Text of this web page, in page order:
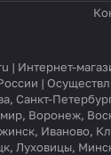
| Интернет-
|
Санкт-
Воронеж,
Иваново,
Луховицы,